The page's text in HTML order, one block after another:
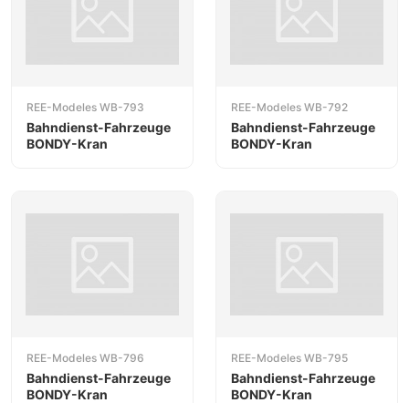
REE-Modeles WB-793
Bahndienst-Fahrzeuge
BONDY-Kran
REE-Modeles WB-792
Bahndienst-Fahrzeuge
BONDY-Kran
REE-Modeles WB-796
Bahndienst-Fahrzeuge
BONDY-Kran
REE-Modeles WB-795
Bahndienst-Fahrzeuge
BONDY-Kran